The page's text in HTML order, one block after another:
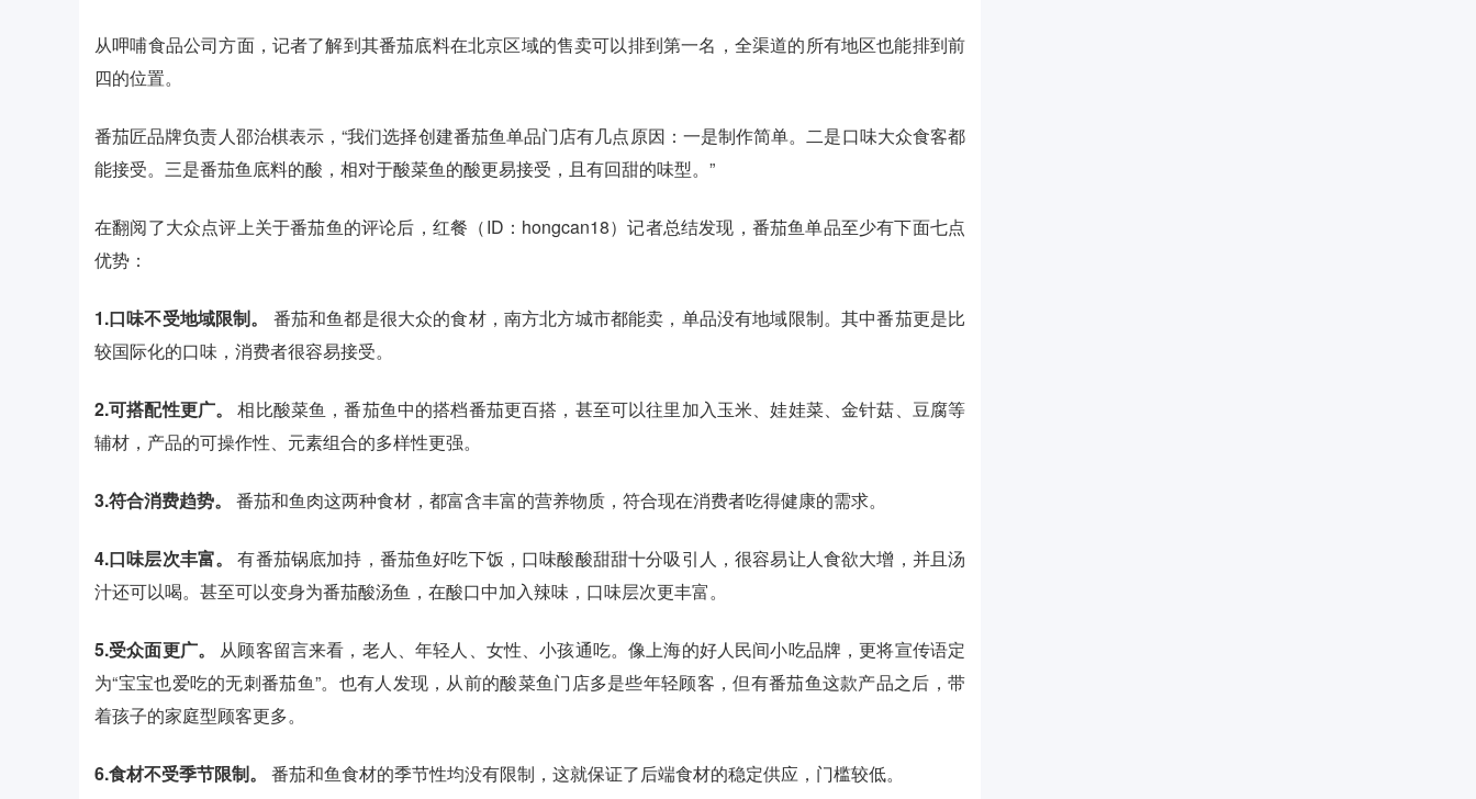
从呷哺食品公司方面，记者了解到其番茄底料在北京区域的售卖可以排到第一名，全渠道的所有地区也能排到前
四的位置。
番茄匠品牌负责人邵治棋表示，“我们选择创建番茄鱼单品门店有几点原因：一是制作简单。二是口味大众食客都
能接受。三是番茄鱼底料的酸，相对于酸菜鱼的酸更易接受，且有回甜的味型。”
在翻阅了大众点评上关于番茄鱼的评论后，红餐（ID：hongcan18）记者总结发现，番茄鱼单品至少有下面七点
优势：
1.口味不受地域限制。 番茄和鱼都是很大众的食材，南方北方城市都能卖，单品没有地域限制。其中番茄更是比
较国际化的口味，消费者很容易接受。
2.可搭配性更广。相比酸菜鱼，番茄鱼中的搭档番茄更百搭，甚至可以往里加入玉米、娃娃菜、金针菇、豆腐等
辅材，产品的可操作性、元素组合的多样性更强。
3.符合消费趋势。 番茄和鱼肉这两种食材，都富含丰富的营养物质，符合现在消费者吃得健康的需求。
4.口味层次丰富。有番茄锅底加持，番茄鱼好吃下饭，口味酸酸甜甜十分吸引人，很容易让人食欲大增，并且汤
汁还可以喝。甚至可以变身为番茄酸汤鱼，在酸口中加入辣味，口味层次更丰富。
5.受众面更广。 从顾客留言来看，老人、年轻人、女性、小孩通吃。像上海的好人民间小吃品牌，更将宣传语定
为“宝宝也爱吃的无刺番茄鱼”。也有人发现，从前的酸菜鱼门店多是些年轻顾客，但有番茄鱼这款产品之后，带
着孩子的家庭型顾客更多。
6.食材不受季节限制。 番茄和鱼食材的季节性均没有限制，这就保证了后端食材的稳定供应，门槛较低。